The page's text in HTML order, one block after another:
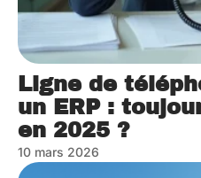
Ligne de
un ERP :
en 2025 ?
10 mars 2026